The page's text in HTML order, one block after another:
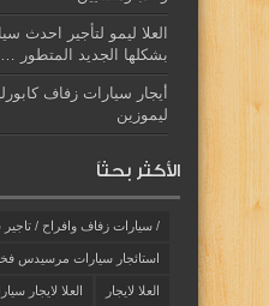
بشكلها الجديد المتطور
أيجار سيارات زفاف
ليموزين
الأكثر بحثاً
/ سيارات زفاف وافراح /
استائجار سيارات مرسيدس
العلا لايجار العلا لايجار